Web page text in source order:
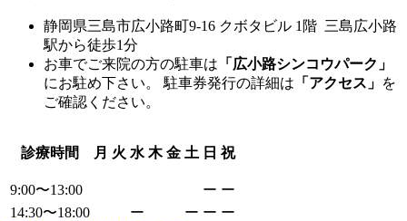
静岡県三島市広小路町9-16 クボタビル 1階 三島広小路
駅から徒歩1分
お車でご来院の方の駐車は 「広小路シンコウパーク」
にお駐め下さい。 駐車券発行の詳細は 「アクセス」 を
ご確認ください。
診療時間 月 火 水 木 金 土 日 祝
9:00〜13:00 ー ー
14:30〜18:00
ー ー ー ー